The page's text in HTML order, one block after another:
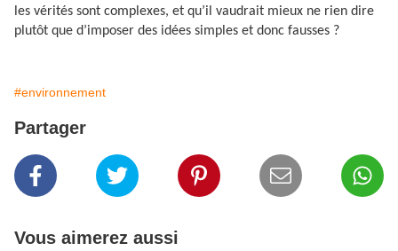
les vérités sont complexes, et qu’il vaudrait mieux ne rien dire
plutôt que d’imposer des idées simples et donc fausses ?
#environnement
Partager
Vous aimerez aussi